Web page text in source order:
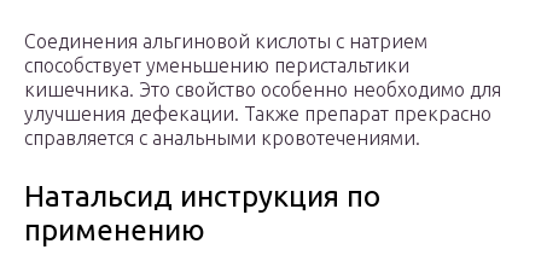
Соединения альгиновой кислоты с натрием
способствует уменьшению перистальтики
кишечника. Это свойство особенно необходимо для
улучшения дефекации. Также препарат прекрасно
справляется с анальными кровотечениями.
Натальсид инструкция по
применению